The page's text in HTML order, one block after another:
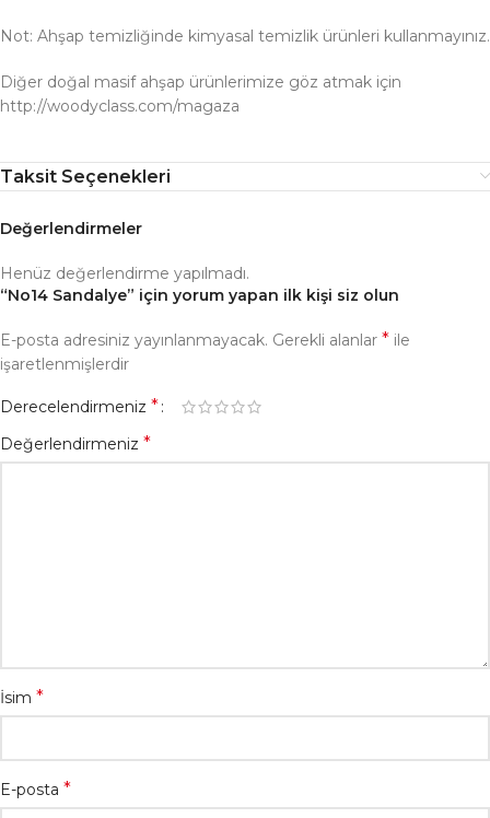
Not: Ahşap temizliğinde kimyasal temizlik ürünleri kullanmayınız.
Diğer doğal masif ahşap ürünlerimize göz atmak için
http://woodyclass.com/magaza
Taksit Seçenekleri
Değerlendirmeler
Henüz değerlendirme yapılmadı.
“No14 Sandalye” için yorum yapan ilk kişi siz olun
E-posta adresiniz yayınlanmayacak. Gerekli alanlar * ile
işaretlenmişlerdir
Derecelendirmeniz *
Değerlendirmeniz *
İsim *
E-posta *